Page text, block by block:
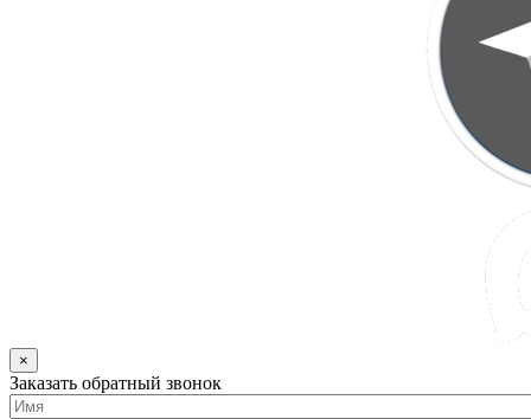
×
Заказать обратный звонок